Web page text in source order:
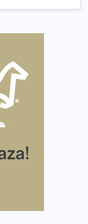
w
w historii.
Bohaterów!
włączyć do
z